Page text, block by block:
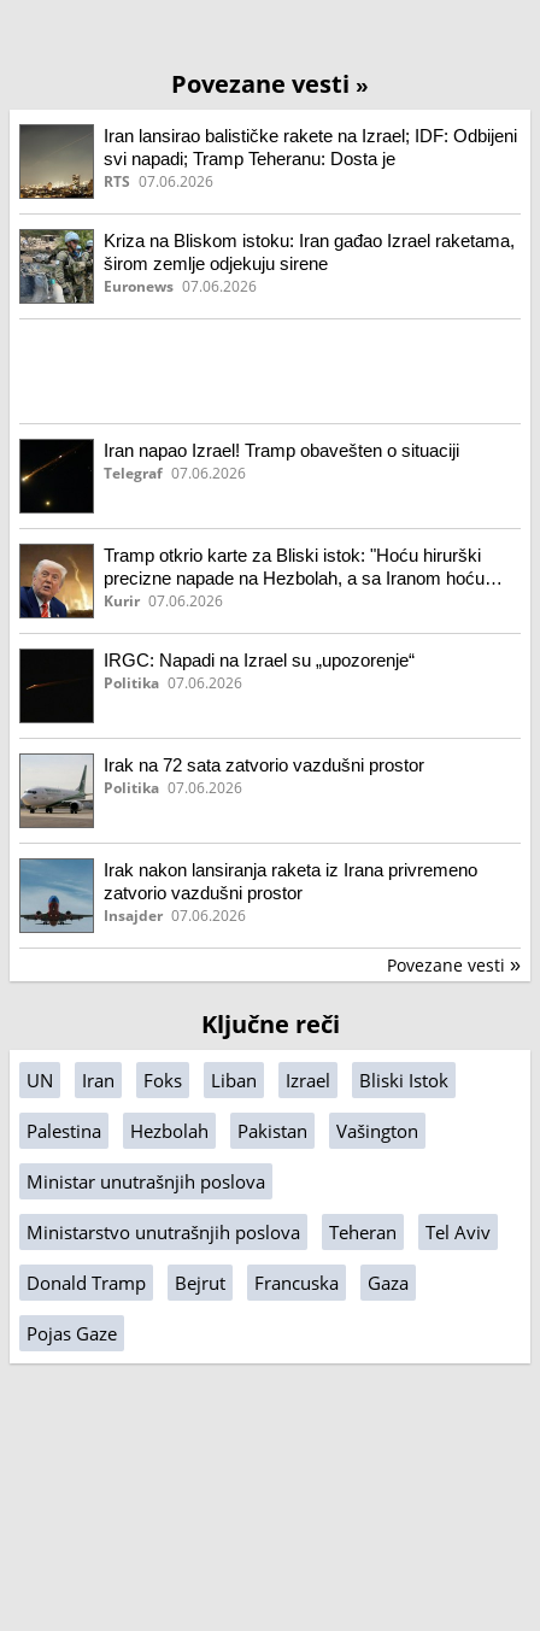
Povezane vesti »
Iran lansirao balističke rakete na Izrael; IDF: Odbijeni
svi napadi; Tramp Teheranu: Dosta je
RTS 07.06.2026
Kriza na Bliskom istoku: Iran gađao Izrael raketama,
širom zemlje odjekuju sirene
Euronews 07.06.2026
Iran napao Izrael! Tramp obavešten o situaciji
Telegraf 07.06.2026
Tramp otkrio karte za Bliski istok: "Hoću hirurški
precizne napade na Hezbolah, a sa Iranom hoću
novi, tvrđi dogovor!"
Kurir 07.06.2026
IRGC: Napadi na Izrael su „upozorenje“
Politika 07.06.2026
Irak na 72 sata zatvorio vazdušni prostor
Politika 07.06.2026
Irak nakon lansiranja raketa iz Irana privremeno
zatvorio vazdušni prostor
Insajder 07.06.2026
Povezane vesti »
Ključne reči
UN Iran Foks Liban Izrael Bliski Istok
Palestina Hezbolah Pakistan Vašington
Ministar unutrašnjih poslova
Ministarstvo unutrašnjih poslova Teheran Tel Aviv
Donald Tramp Bejrut Francuska Gaza
Pojas Gaze